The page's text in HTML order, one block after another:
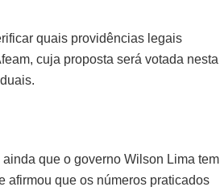
quais providências legais
cuja proposta será votada nesta
que o governo Wilson Lima tem
afirmou que os números praticados